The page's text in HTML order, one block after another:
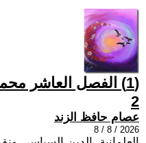
(1) الفصل العاشر
2
عصام حافظ الزند
2026 / 8 / 8